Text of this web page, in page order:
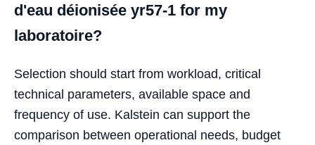
d'eau déionisée yr57-1 for my
laboratoire?
Selection should start from workload, critical
technical parameters, available space and
frequency of use. Kalstein can support the
comparison between operational needs, budget